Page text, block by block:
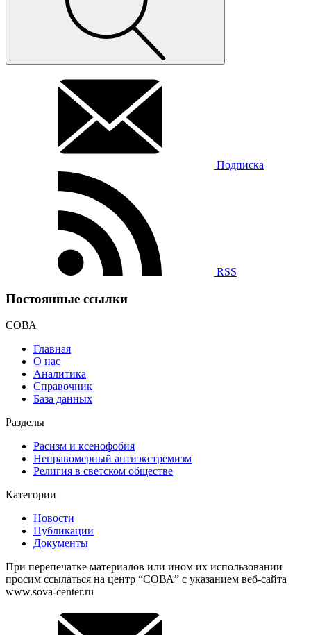
Подписка
RSS
Постоянные ссылки
СОВА
Главная
О нас
Аналитика
Справочник
База данных
Разделы
Расизм и ксенофобия
Неправомерный антиэкстремизм
Религия в светском обществе
Категории
Новости
Публикации
Документы
При перепечатке материалов или ином их использовании
просим ссылаться на центр “СОВА” с указанием веб-сайта
www.sova-center.ru